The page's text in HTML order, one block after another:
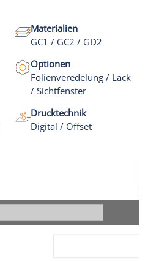
Materialien
GC1 / GC2 / GD2
Optionen
Folienveredelung / Lack
/ Sichtfenster
Drucktechnik
Digital / Offset